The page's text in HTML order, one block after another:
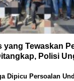
yang Tewaskan
Polisi
Dipicu Persoalan